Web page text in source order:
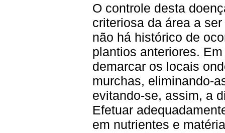
O controle desta
criteriosa da área a
não há histórico de
plantios anteriores.
demarcar os locais
murchas, eliminando-
evitando-se, assim, a
Efetuar
em nutrientes e